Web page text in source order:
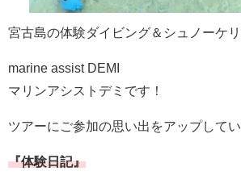
宮古島の体験ダイビング＆シュノーケ
marine assist DEMI
マリンアシストデミです！
ツアーにご参加の思い出をアップしてい
『体験日記』